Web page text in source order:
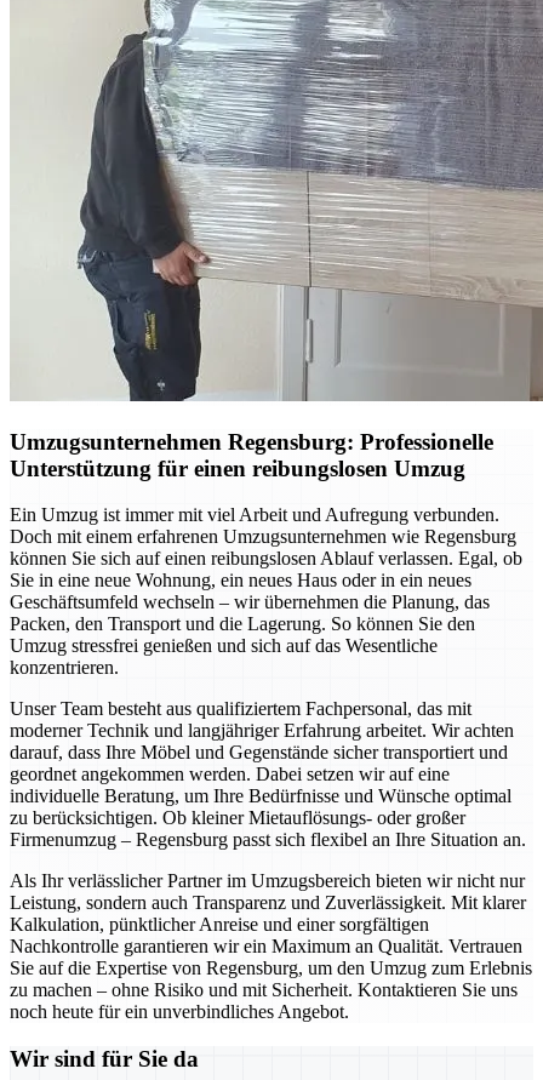
Umzugsunternehmen Regensburg: Professionelle
Unterstützung für einen reibungslosen Umzug
Ein Umzug ist immer mit viel Arbeit und Aufregung verbunden.
Doch mit einem erfahrenen Umzugsunternehmen wie Regensburg
können Sie sich auf einen reibungslosen Ablauf verlassen. Egal, ob
Sie in eine neue Wohnung, ein neues Haus oder in ein neues
Geschäftsumfeld wechseln – wir übernehmen die Planung, das
Packen, den Transport und die Lagerung. So können Sie den
Umzug stressfrei genießen und sich auf das Wesentliche
konzentrieren.
Unser Team besteht aus qualifiziertem Fachpersonal, das mit
moderner Technik und langjähriger Erfahrung arbeitet. Wir achten
darauf, dass Ihre Möbel und Gegenstände sicher transportiert und
geordnet angekommen werden. Dabei setzen wir auf eine
individuelle Beratung, um Ihre Bedürfnisse und Wünsche optimal
zu berücksichtigen. Ob kleiner Mietauflösungs- oder großer
Firmenumzug – Regensburg passt sich flexibel an Ihre Situation an.
Als Ihr verlässlicher Partner im Umzugsbereich bieten wir nicht nur
Leistung, sondern auch Transparenz und Zuverlässigkeit. Mit klarer
Kalkulation, pünktlicher Anreise und einer sorgfältigen
Nachkontrolle garantieren wir ein Maximum an Qualität. Vertrauen
Sie auf die Expertise von Regensburg, um den Umzug zum Erlebnis
zu machen – ohne Risiko und mit Sicherheit. Kontaktieren Sie uns
noch heute für ein unverbindliches Angebot.
Wir sind für Sie da